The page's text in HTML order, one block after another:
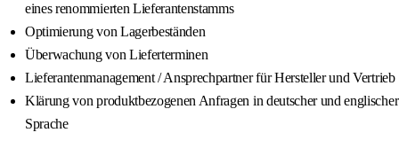
eines renommierten Lieferantenstamms
Optimierung von Lagerbeständen
Überwachung von Lieferterminen
Lieferantenmanagement / Ansprechpartner für Hersteller und Vertrieb
Klärung von produktbezogenen Anfragen in deutscher und englischer
Sprache